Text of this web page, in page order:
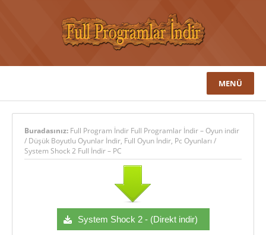
MENÜ
Buradasınız: Full Program İndir Full Programlar İndir – Oyun indir
/ Düşük Boyutlu Oyunlar İndir, Full Oyun İndir, Pc Oyunları /
System Shock 2 Full İndir – PC
System Shock 2 - (Direkt indir)